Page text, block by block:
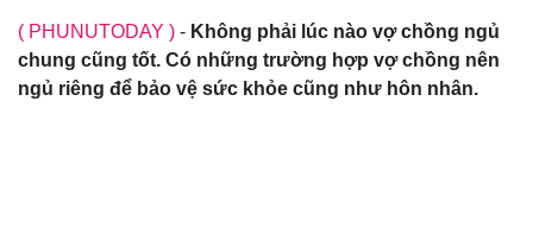
( PHUNUTODAY ) - Không phải lúc nào vợ chồng ngủ
chung cũng tốt. Có những trường hợp vợ chồng nên
ngủ riêng để bảo vệ sức khỏe cũng như hôn nhân.